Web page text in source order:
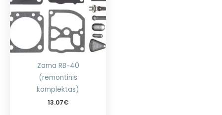
Zama RB-40
(remontinis
komplektas)
13.07€